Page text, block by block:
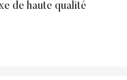
de haute qualité